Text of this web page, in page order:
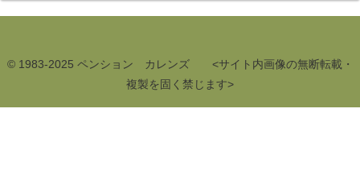
© 1983-2025 ペンション カレンズ <サイト内画像の無断転載・
複製を固く禁じます>